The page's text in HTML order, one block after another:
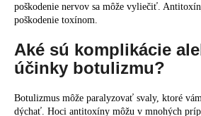
poškodenie nervov sa môže vyliečiť.
poškodenie toxínom.
Aké sú komplikácie
účinky botulizmu?
Botulizmus môže paralyzovať svaly, ktoré
dýchať. Hoci antitoxíny môžu v mnohých